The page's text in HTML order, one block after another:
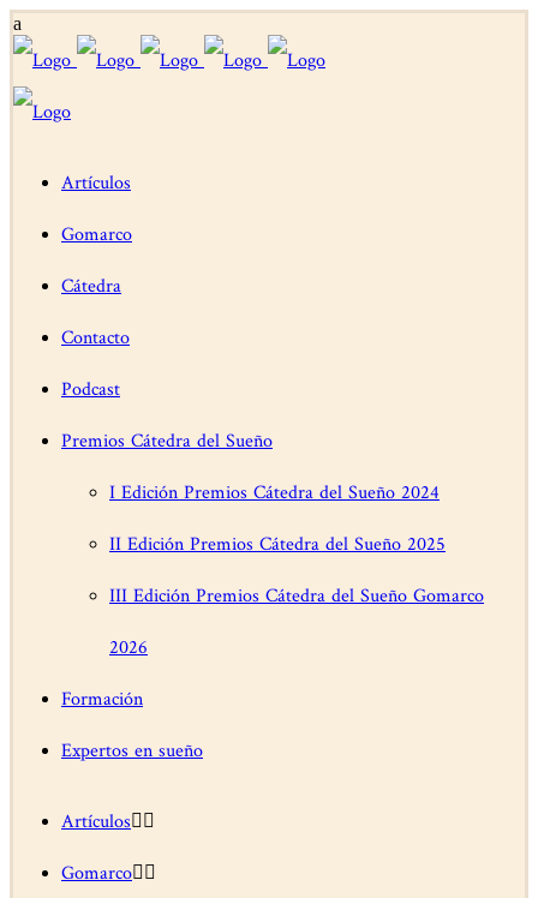
Artículos
Gomarco
Cátedra
Contacto
Podcast
Premios Cátedra del Sueño
I Edición Premios Cátedra del Sueño 2024
II Edición Premios Cátedra del Sueño 2025
III Edición Premios Cátedra del Sueño Gomarco
2026
Formación
Expertos en sueño
Artículos
Gomarco